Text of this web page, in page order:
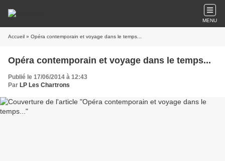
MENU
Accueil » Opéra contemporain et voyage dans le temps...
Opéra contemporain et voyage dans le temps...
Publié le 17/06/2014 à 12:43
Par LP Les Chartrons